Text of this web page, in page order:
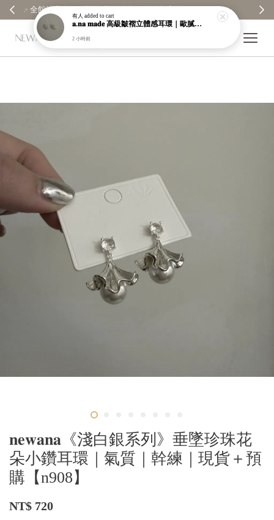
𝐧𝐞𝐰𝐚𝐧𝐚《淺白銀系列》垂墜珍珠花
朵小鑽耳環｜氣質｜幹練｜現貨＋預
購【n908】
NT$ 720
有人 added to cart
𝐚.𝐧𝐚 𝐦𝐚𝐝𝐞 高級皺褶立體感耳環｜歐膩自訂款｜限量販售｜售完不補【a003】
2 小時前